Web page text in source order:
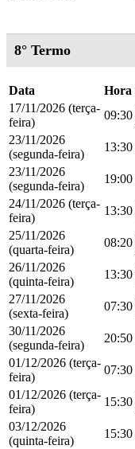
8° Termo
Data Hora
17/11/2026 (terça-
feira)
09:30
23/11/2026
(segunda-feira)
13:30
23/11/2026
(segunda-feira)
19:00
24/11/2026 (terça-
feira)
13:30
25/11/2026
(quarta-feira)
08:20
26/11/2026
(quinta-feira)
13:30
27/11/2026
(sexta-feira)
07:30
30/11/2026
(segunda-feira)
20:50
01/12/2026 (terça-
feira)
07:30
01/12/2026 (terça-
feira)
15:30
03/12/2026
(quinta-feira)
15:30